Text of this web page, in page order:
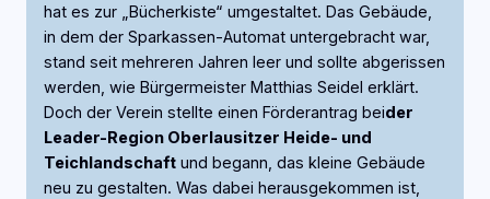
hat es zur „Bücherkiste“ umgestaltet. Das Gebäude,
in dem der Sparkassen-Automat untergebracht war,
stand seit mehreren Jahren leer und sollte abgerissen
werden, wie Bürgermeister Matthias Seidel erklärt.
Doch der Verein stellte einen Förderantrag beider
Leader-Region Oberlausitzer Heide- und
Teichlandschaft und begann, das kleine Gebäude
neu zu gestalten. Was dabei herausgekommen ist,